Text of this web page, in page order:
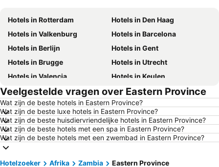
Hotels in Rotterdam
Hotels in Den Haag
Hotels in Valkenburg
Hotels in Barcelona
Hotels in Berlijn
Hotels in Gent
Hotels in Brugge
Hotels in Utrecht
Hotels in Valencia
Hotels in Keulen
Hotels in Kopenhagen
Hotels in Groningen
Hotels in Haarlem
Hotels in Noordwijk
Hotels in Dusseldorf
Hotels in Luxemburg Stad
Hotels in Málaga
Hotels in Eindhoven
Hotels in Cochem
Hotels in Ameland
Hotels in Noord-Holland
Veelgestelde vragen over Eastern Province
Wat zijn de beste hotels in Eastern Province?
Wat zijn de beste luxe hotels in Eastern Province?
Wat zijn de beste huisdiervriendelijke hotels in Eastern Province?
Wat zijn de beste hotels met een spa in Eastern Province?
Wat zijn de beste hotels met een zwembad in Eastern Province?
Hotelzoeker Afrika Zambia Eastern Province